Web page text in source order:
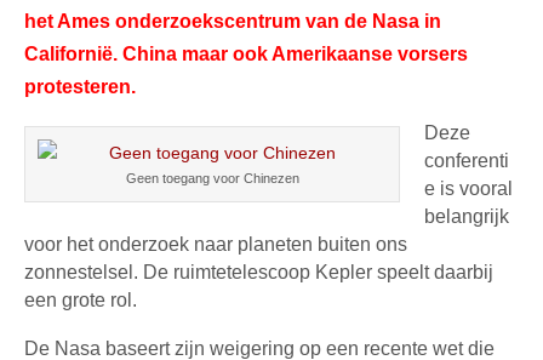
het Ames onderzoekscentrum van de Nasa in
Californië. China maar ook Amerikaanse vorsers
protesteren.
Geen toegang voor Chinezen
Deze
conferenti
e is vooral
belangrijk
voor het onderzoek naar planeten buiten ons
zonnestelsel. De ruimtetelescoop Kepler speelt daarbij
een grote rol.
De Nasa baseert zijn weigering op een recente wet die